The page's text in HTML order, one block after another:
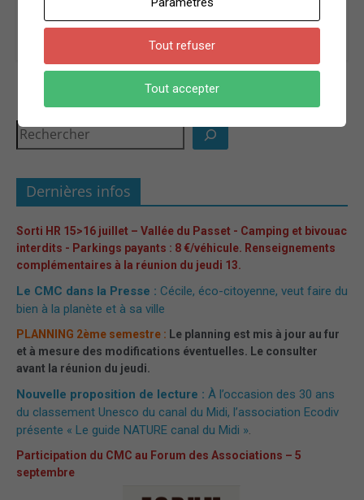
Dernières infos
Sorti HR 15>16 juillet – Vallée du Passet - Camping et bivouac
interdits - Parkings payants : 8 €/véhicule. Renseignements
complémentaires à la réunion du jeudi 13.
Le CMC dans la Presse : Cécile, éco-citoyenne, veut faire du
bien à la planète et à sa ville
PLANNING 2ème semestre : Le planning est mis à jour au fur
et à mesure des modifications éventuelles. Le consulter
avant la réunion du jeudi.
Nouvelle proposition de lecture : À l’occasion des 30 ans
du classement Unesco du canal du Midi, l’association Ecodiv
présente « Le guide NATURE canal du Midi ».
Participation du CMC au Forum des Associations – 5
septembre
Tout refuser
Tout accepter